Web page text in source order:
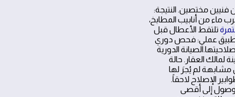
مختصين. النتيجة:
ماء من أنابيب المطابخ،
تلتقط الأعطال قبل
تطبيق عملي: فحص دوري
صلاحيتها.الصيانة الدورية
لمالك العقار. حالة
زاد سعره بنسبة 5, 8% مقارنة بمنازل مشابهة لم يُجرَ لها
الإصلاح لاحقاً.
إلى أقصى